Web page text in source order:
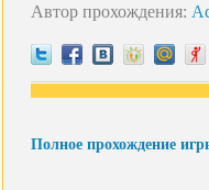
Автор прохождения:
Полное прохождение